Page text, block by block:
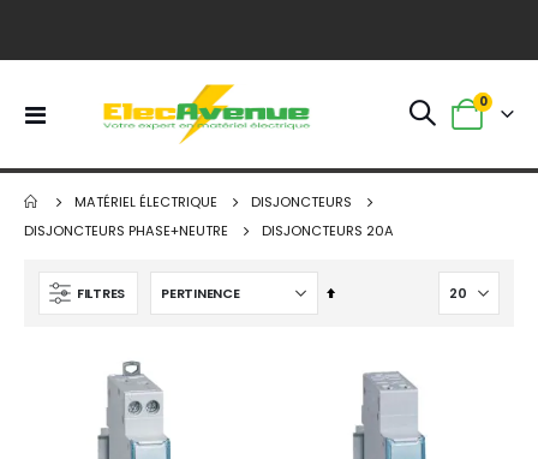
Basculer
Panier
0
MATÉRIEL ÉLECTRIQUE
DISJONCTEURS
DISJONCTEURS PHASE+NEUTRE
DISJONCTEURS 20A
FILTRES
Par